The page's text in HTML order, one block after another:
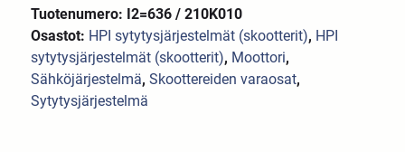
Tuotenumero: I2=636 / 210K010
Osastot: HPI sytytysjärjestelmät (skootterit), HPI
sytytysjärjestelmät (skootterit), Moottori,
Sähköjärjestelmä,Skoottereiden varaosat,
Sytytysjärjestelmä